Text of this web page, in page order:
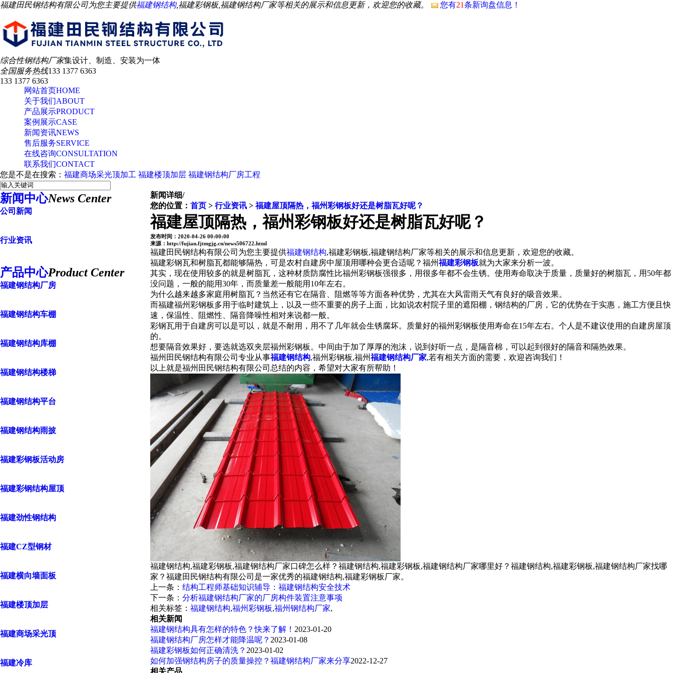
福建田民钢结构有限公司为您主要提供福建钢结构,福建彩钢板,福建钢结构厂家等相关的展示和信息更新，欢迎您的收藏。 您有21条新询盘信息！
综合性钢结构厂家集设计、制造、安装为一体
全国服务热线133 1377 6363
133 1377 6363
网站首页HOME
关于我们ABOUT
产品展示PRODUCT
案例展示CASE
新闻资讯NEWS
售后服务SERVICE
在线咨询CONSULTATION
联系我们CONTACT
您是不是在搜索： 福建商场采光顶加工 福建楼顶加层 福建钢结构厂房工程
新闻中心News Center
公司新闻
行业资讯
产品中心Product Center
福建钢结构厂房
福建钢结构车棚
福建钢结构库棚
福建钢结构楼梯
福建钢结构平台
福建钢结构雨披
福建彩钢板活动房
福建彩钢结构屋顶
福建劲性钢结构
福建CZ型钢材
福建横向墙面板
福建楼顶加层
福建商场采光顶
福建冷库
新闻详细/
您的位置： 首页 > 行业资讯 >福建屋顶隔热，福州彩钢板好还是树脂瓦好呢？
福建屋顶隔热，福州彩钢板好还是树脂瓦好呢？
发布时间：2020-04-26 00:00:00
来源：http://fujian.fjtmgjg.cn/news506722.html
福建田民钢结构有限公司为您主要提供福建钢结构,福建彩钢板,福建钢结构厂家等相关的展示和信息更新，欢迎您的收藏。
福建彩钢瓦和树脂瓦都能够隔热，可是农村自建房中屋顶用哪种会更合适呢？福州福建彩钢板就为大家来分析一波。
其实，现在使用较多的就是树脂瓦，这种材质防腐性比福州彩钢板强很多，用很多年都不会生锈。使用寿命取决于质量，质量好的树脂瓦，用50年都
没问题，一般的能用30年，而质量差一般能用10年左右。
为什么越来越多家庭用树脂瓦？当然还有它在隔音、阻燃等等方面各种优势，尤其在大风雷雨天气有良好的吸音效果。
而福建福州彩钢板多用于临时建筑上，以及一些不重要的房子上面，比如说农村院子里的遮阳棚，钢结构的厂房，它的优势在于实惠，施工方便且快
速，保温性、阻燃性、隔音降噪性相对来说都一般。
彩钢瓦用于自建房可以是可以，就是不耐用，用不了几年就会生锈腐坏。质量好的福州彩钢板使用寿命在15年左右。个人是不建议使用的自建房屋顶
的。
想要隔音效果好，要选就选双夹层福州彩钢板。中间由于加了厚厚的泡沫，说到好听一点，是隔音棉，可以起到很好的隔音和隔热效果。
福州田民钢结构有限公司专业从事福建钢结构,福州彩钢板,福州福建钢结构厂家,若有相关方面的需要，欢迎咨询我们！
以上就是福州田民钢结构有限公司总结的内容，希望对大家有所帮助！
福建钢结构,福建彩钢板,福建钢结构厂家口碑怎么样？福建钢结构,福建彩钢板,福建钢结构厂家哪里好？福建钢结构,福建彩钢板,福建钢结构厂家找哪
家？福建田民钢结构有限公司是一家优秀的福建钢结构,福建彩钢板厂家。
上一条： 结构工程师基础知识辅导：福建钢结构安全技术
下一条： 分析福建钢结构厂家的厂房构件装置注意事项
相关标签： 福建钢结构,福州彩钢板,福州钢结构厂家,
相关新闻
福建钢结构具有怎样的特色？快来了解！ 2023-01-20
福建钢结构厂房怎样才能降温呢？ 2023-01-08
福建彩钢板如何正确清洗？ 2023-01-02
如何加强钢结构房子的质量操控？福建钢结构厂家来分享2022-12-27
相关产品